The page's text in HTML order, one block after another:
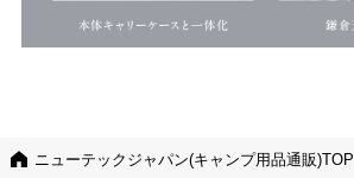
ニューテックジャパン(キャンプ用品通販)TOP